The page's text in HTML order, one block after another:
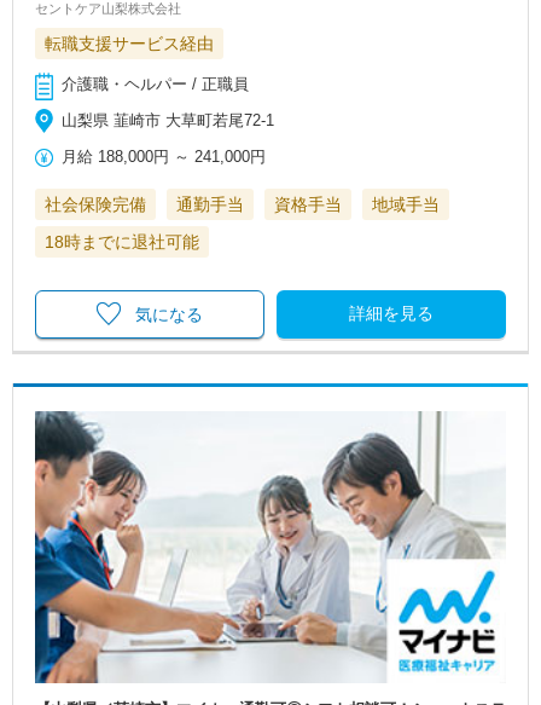
セントケア山梨株式会社
転職支援サービス経由
介護職・ヘルパー / 正職員
山梨県 韮崎市 大草町若尾72-1
月給 188,000円 ～241,000円
社会保険完備 通勤手当 資格手当
地域手当
18時までに退社可能
詳細を見る
気になる